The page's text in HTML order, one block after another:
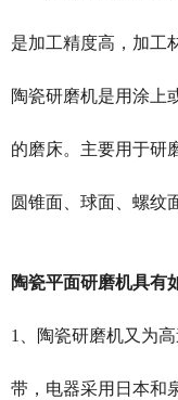
是加工精度高，加工
陶瓷研磨机是用涂上
的磨床。主要用于研
圆锥面、球面、螺纹
陶瓷平面研磨机具有
1、陶瓷研磨机又为高
带，电器采用日本和